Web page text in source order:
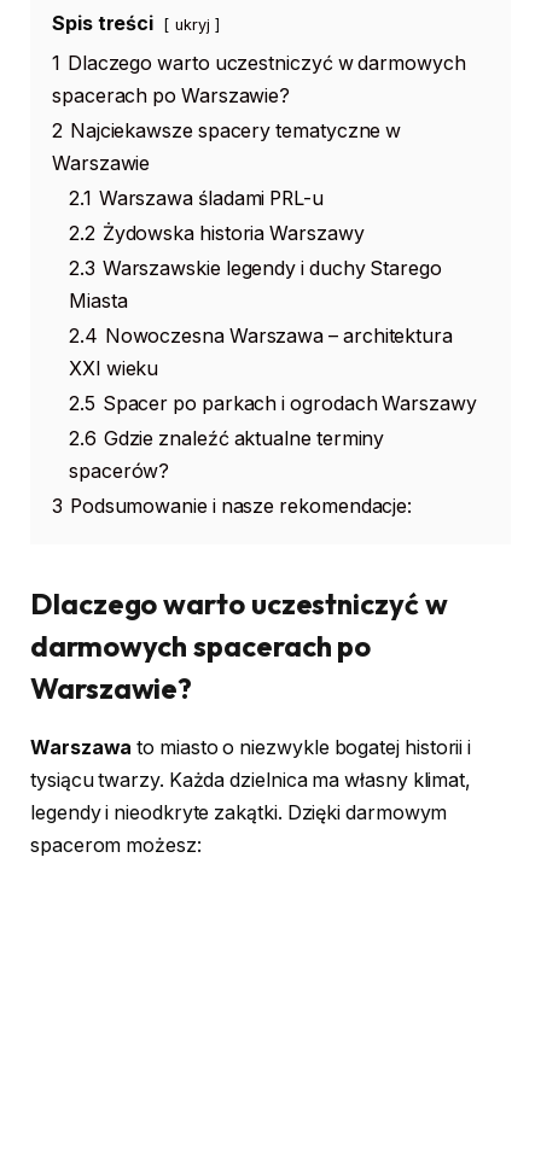
Spis treści ukryj
1 Dlaczego warto uczestniczyć w darmowych
spacerach po Warszawie?
2 Najciekawsze spacery tematyczne w
Warszawie
2.1 Warszawa śladami PRL-u
2.2 Żydowska historia Warszawy
2.3 Warszawskie legendy i duchy Starego
Miasta
2.4 Nowoczesna Warszawa – architektura
XXI wieku
2.5 Spacer po parkach i ogrodach Warszawy
2.6 Gdzie znaleźć aktualne terminy
spacerów?
3 Podsumowanie i nasze rekomendacje:
Dlaczego warto uczestniczyć w
darmowych spacerach po
Warszawie?
Warszawa to miasto o niezwykle bogatej historii i
tysiącu twarzy. Każda dzielnica ma własny klimat,
legendy i nieodkryte zakątki. Dzięki darmowym
spacerom możesz: